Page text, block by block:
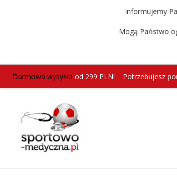
Informujemy
Mogą Państwo
Darmowa wysyłka od 299 PLN! Potrzebujesz